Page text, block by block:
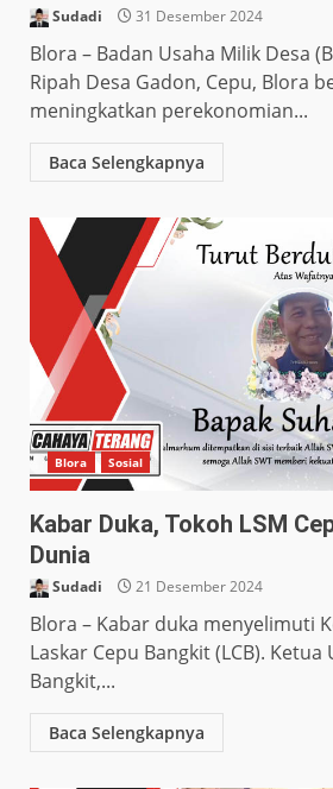
Sudadi 31 Desember 2024
Blora – Badan Usaha Milik Desa
Ripah Desa Gadon, Cepu, Blora
meningkatkan perekonomian...
Baca Selengkapnya
Blora Sosial
Kabar Duka, Tokoh LSM
Dunia
Sudadi 21 Desember 2024
Blora – Kabar duka menyelimuti
Laskar Cepu Bangkit (LCB).
Bangkit,...
Baca Selengkapnya